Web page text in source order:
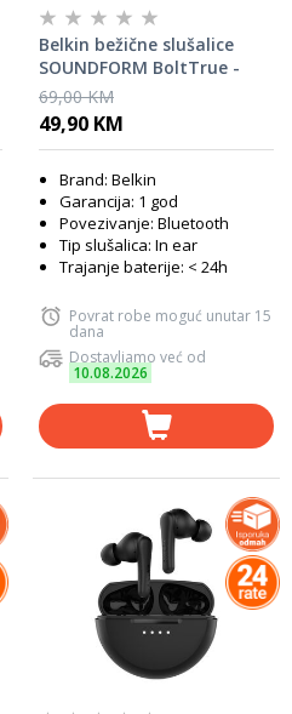
Belkin bežične slušalice
SOUNDFORM BoltTrue -
tirkizne
69,00 KM
49,90 KM
Brand: Belkin
Garancija: 1 god
Povezivanje: Bluetooth
Tip slušalica: In ear
Trajanje baterije: < 24h
Povrat robe moguć unutar 15
dana
Dostavljamo već od
10.08.2026